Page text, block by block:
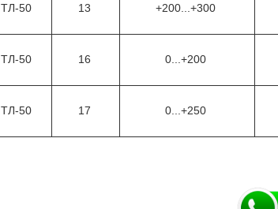
ТЛ-50 13 +200...+300
ТЛ-50 16 0...+200
ТЛ-50 17 0...+250